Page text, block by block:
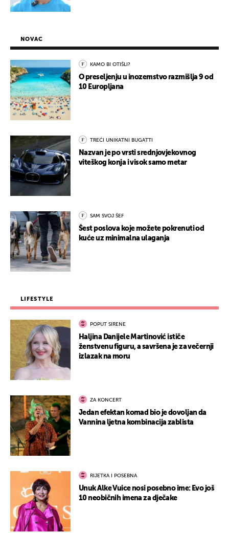
NOVAC
KAMO BI OTIŠLI?
O preseljenju u inozemstvo razmišlja 9 od
10 Europljana
TREĆI UNIKATNI BUGATTI
Nazvan je po vrsti srednjovjekovnog
viteškog konja i visok samo metar
SAM SVOJ ŠEF
Šest poslova koje možete pokrenuti od
kuće uz minimalna ulaganja
LIFESTYLE
POPUT SIRENE
Haljina Danijele Martinović ističe
ženstvenu figuru, a savršena je za večernji
izlazak na moru
ZA KONCERT
Jedan efektan komad bio je dovoljan da
Vannina ljetna kombinacija zablista
RIJETKA I POSEBNA
Unuk Alke Vuice nosi posebno ime: Evo još
10 neobičnih imena za dječake